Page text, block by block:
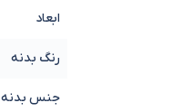
ابعاد
رنگ بدنه
جنس بدنه